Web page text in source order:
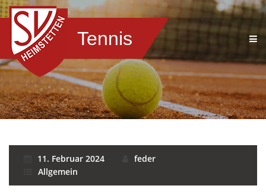
Tennis
11. Februar 2024
feder
Allgemein